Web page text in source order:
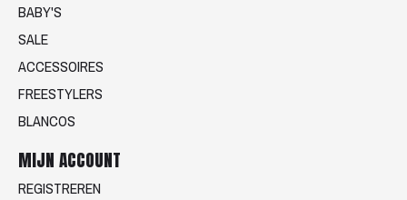
BABY'S
SALE
ACCESSOIRES
FREESTYLERS
BLANCOS
MIJN ACCOUNT
REGISTREREN